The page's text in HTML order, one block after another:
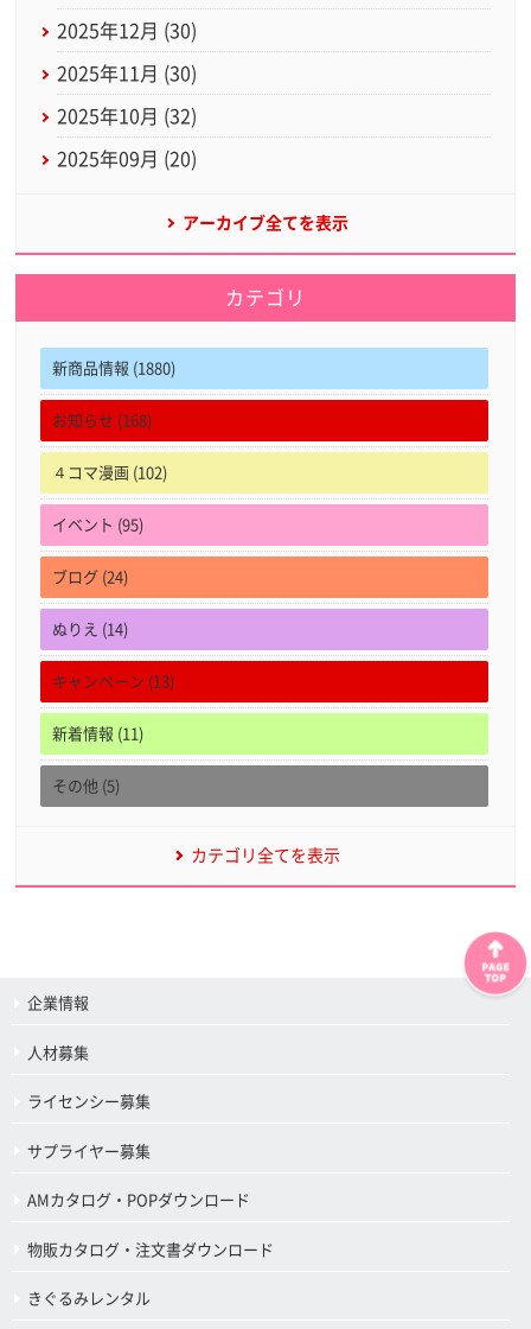
2025年12月 (30)
2025年11月 (30)
2025年10月 (32)
2025年09月 (20)
アーカイブ全てを表示
カテゴリ
新商品情報 (1880)
お知らせ (168)
４コマ漫画 (102)
イベント (95)
ブログ (24)
ぬりえ (14)
キャンペーン (13)
新着情報 (11)
その他 (5)
カテゴリ全てを表示
企業情報
人材募集
ライセンシー募集
サプライヤー募集
AMカタログ・POPダウンロード
物販カタログ・注文書ダウンロード
きぐるみレンタル